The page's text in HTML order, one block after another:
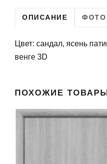
ОПИСАНИЕ ФОТО
Цвет: сандал, ясень
венге 3D
ПОХОЖИЕ ТОВАРЫ